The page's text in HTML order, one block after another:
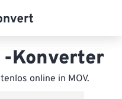
-Konverter
online in MOV.